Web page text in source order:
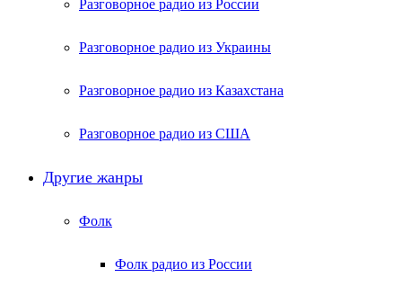
Разговорное радио из России
Разговорное радио из Украины
Разговорное радио из Казахстана
Разговорное радио из США
Другие жанры
Фолк
Фолк радио из России